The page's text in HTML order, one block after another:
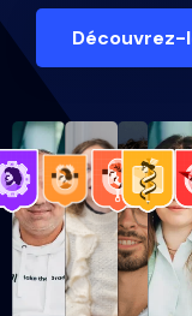
Découvrez-